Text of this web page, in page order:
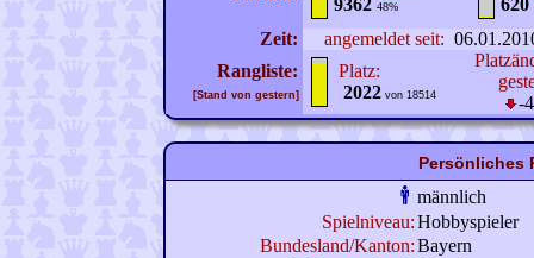
9362 48%
620
Zeit:
angemeldet seit:
Rangliste:
[Stand von gestern]
Platz:
2022 von 18514
-
Persönliches
männlich
Spielniveau:Hobbyspieler
Bundesland/Kanton:Bayern